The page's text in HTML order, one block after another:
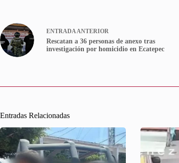
ENTRADAANTERIOR
Rescatan a 36 personas de anexo tras
investigación por homicidio en Ecatepec
Entradas Relacionadas